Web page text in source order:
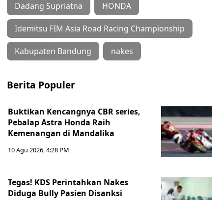
Dadang Supriatna HONDA
Idemitsu FIM Asia Road Racing Championship
Kabupaten Bandung nakes
Berita Populer
Buktikan Kencangnya CBR series,
Pebalap Astra Honda Raih
Kemenangan di Mandalika
10 Agu 2026, 4:28 PM
Tegas! KDS Perintahkan Nakes
Diduga Bully Pasien Disanksi